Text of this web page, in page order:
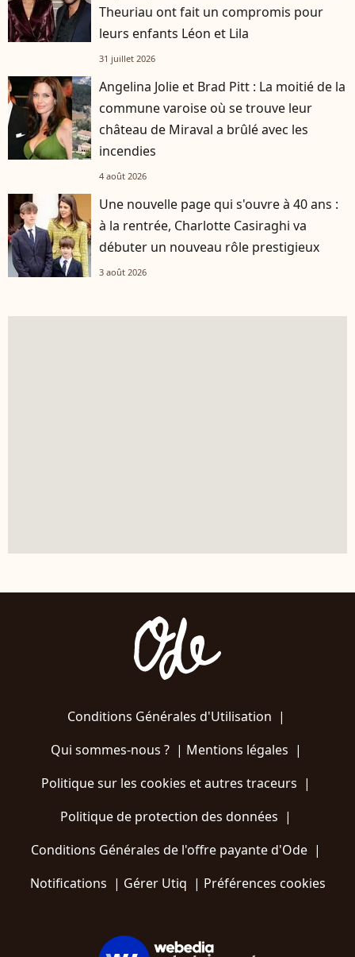
Theuriau ont fait un compromis pour
leurs enfants Léon et Lila
31 juillet 2026
Angelina Jolie et Brad Pitt : La moitié de la
commune varoise où se trouve leur
château de Miraval a brûlé avec les
incendies
4 août 2026
Une nouvelle page qui s'ouvre à 40 ans :
à la rentrée, Charlotte Casiraghi va
débuter un nouveau rôle prestigieux
3 août 2026
Conditions Générales d'Utilisation |
Qui sommes-nous ?| Mentions légales |
Politique sur les cookies et autres traceurs |
Politique de protection des données |
Conditions Générales de l'offre payante d'Ode |
Notifications | Gérer Utiq | Préférences cookies